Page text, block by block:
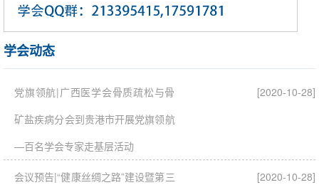
学会动态
党旗领航|广西医学会骨质疏松与骨
矿盐疾病分会到贵港市开展党旗领航
—百名学会专家走基层活动
[2020-10-28]
会议预告|“健康丝绸之路”建设暨第三
[2020-10-28]